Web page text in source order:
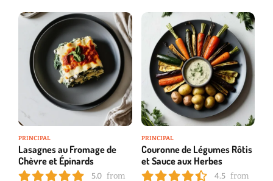
PRINCIPAL
Lasagnes au Fromage de
Chèvre et Épinards
5.0 from
PRINCIPAL
Couronne de Légumes Rôtis
et Sauce aux Herbes
4.5 from